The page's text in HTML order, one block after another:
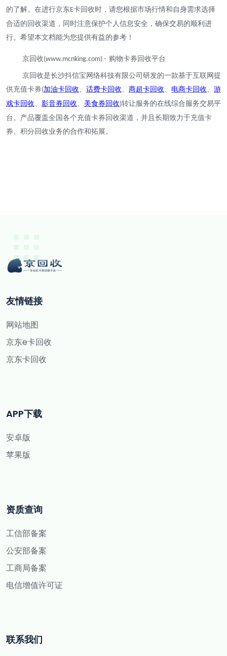
的了解。在进行京东E卡回收时，请您根据市场行情和自身需求选择
合适的回收渠道，同时注意保护个人信息安全，确保交易的顺利进
行。希望本文档能为您提供有益的参考！
京回收(www.mcnking.com) - 购物卡券回收平台
京回收是长沙抖信宝网络科技有限公司研发的一款基于互联网提
供充值卡券(加油卡回收 话费卡回收 商超卡回收 电商卡回收
游
戏卡回收
影音券回收 美食券回收)转让服务的在线综合服务交易平
台。产品覆盖全国各个充值卡券回收渠道，并且长期致力于充值卡
券、积分回收业务的合作和拓展。
友情链接
网站地图
京东e卡回收
京东卡回收
APP下载
安卓版
苹果版
资质查询
工信部备案
公安部备案
工商局备案
电信增值许可证
联系我们